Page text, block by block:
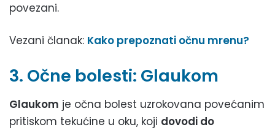
povezani.
Vezani članak: Kako prepoznati očnu mrenu?
3. Očne bolesti: Glaukom
Glaukom je očna bolest uzrokovana povećanim
pritiskom tekućine u oku, koji dovodi do